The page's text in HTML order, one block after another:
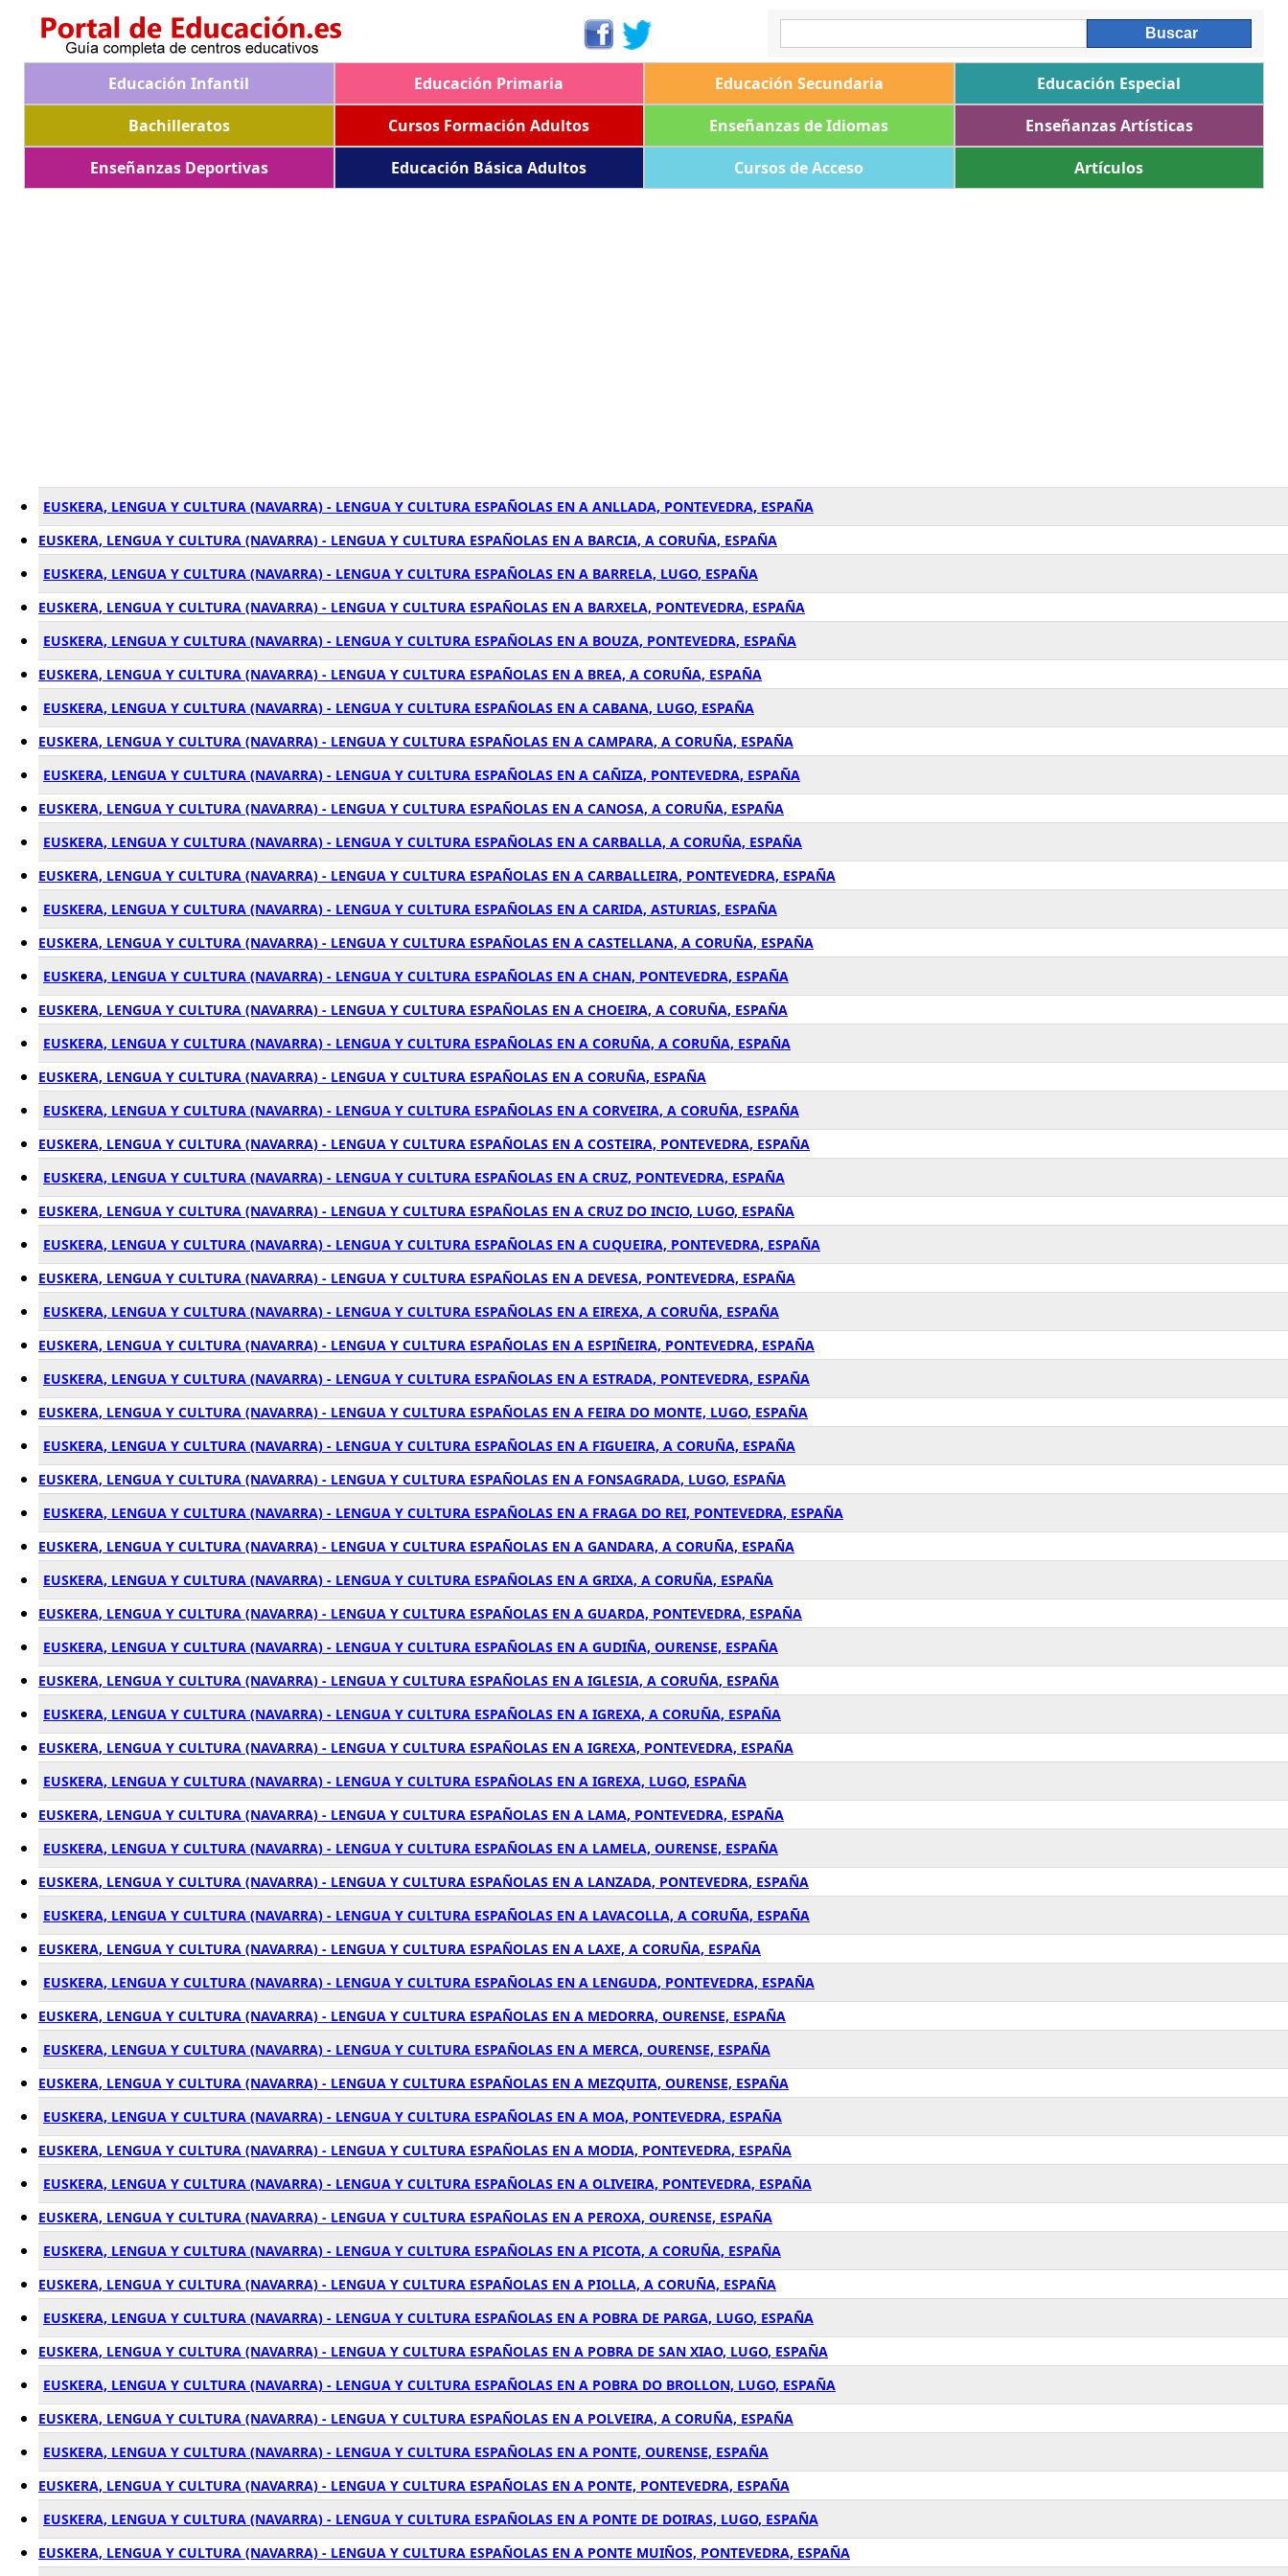
Educación Infantil Educación Primaria Educación Secundaria
Educación Especial
Bachilleratos
Cursos Formación Adultos Enseñanzas de Idiomas
Enseñanzas Artísticas
Enseñanzas Deportivas
Educación Básica Adultos Cursos de Acceso Artículos
EUSKERA, LENGUA Y CULTURA (NAVARRA) - LENGUA Y CULTURA ESPAÑOLAS EN A ANLLADA, PONTEVEDRA, ESPAÑA
EUSKERA, LENGUA Y CULTURA (NAVARRA) - LENGUA Y CULTURA ESPAÑOLAS EN A BARCIA, A CORUÑA, ESPAÑA
EUSKERA, LENGUA Y CULTURA (NAVARRA) - LENGUA Y CULTURA ESPAÑOLAS EN A BARRELA, LUGO, ESPAÑA
EUSKERA, LENGUA Y CULTURA (NAVARRA) - LENGUA Y CULTURA ESPAÑOLAS EN A BARXELA, PONTEVEDRA, ESPAÑA
EUSKERA, LENGUA Y CULTURA (NAVARRA) - LENGUA Y CULTURA ESPAÑOLAS EN A BOUZA, PONTEVEDRA, ESPAÑA
EUSKERA, LENGUA Y CULTURA (NAVARRA) - LENGUA Y CULTURA ESPAÑOLAS EN A BREA, A CORUÑA, ESPAÑA
EUSKERA, LENGUA Y CULTURA (NAVARRA) - LENGUA Y CULTURA ESPAÑOLAS EN A CABANA, LUGO, ESPAÑA
EUSKERA, LENGUA Y CULTURA (NAVARRA) - LENGUA Y CULTURA ESPAÑOLAS EN A CAMPARA, A CORUÑA, ESPAÑA
EUSKERA, LENGUA Y CULTURA (NAVARRA) - LENGUA Y CULTURA ESPAÑOLAS EN A CAÑIZA, PONTEVEDRA, ESPAÑA
EUSKERA, LENGUA Y CULTURA (NAVARRA) - LENGUA Y CULTURA ESPAÑOLAS EN A CANOSA, A CORUÑA, ESPAÑA
EUSKERA, LENGUA Y CULTURA (NAVARRA) - LENGUA Y CULTURA ESPAÑOLAS EN A CARBALLA, A CORUÑA, ESPAÑA
EUSKERA, LENGUA Y CULTURA (NAVARRA) - LENGUA Y CULTURA ESPAÑOLAS EN A CARBALLEIRA, PONTEVEDRA, ESPAÑA
EUSKERA, LENGUA Y CULTURA (NAVARRA) - LENGUA Y CULTURA ESPAÑOLAS EN A CARIDA, ASTURIAS, ESPAÑA
EUSKERA, LENGUA Y CULTURA (NAVARRA) - LENGUA Y CULTURA ESPAÑOLAS EN A CASTELLANA, A CORUÑA, ESPAÑA
EUSKERA, LENGUA Y CULTURA (NAVARRA) - LENGUA Y CULTURA ESPAÑOLAS EN A CHAN, PONTEVEDRA, ESPAÑA
EUSKERA, LENGUA Y CULTURA (NAVARRA) - LENGUA Y CULTURA ESPAÑOLAS EN A CHOEIRA, A CORUÑA, ESPAÑA
EUSKERA, LENGUA Y CULTURA (NAVARRA) - LENGUA Y CULTURA ESPAÑOLAS EN A CORUÑA, A CORUÑA, ESPAÑA
EUSKERA, LENGUA Y CULTURA (NAVARRA) - LENGUA Y CULTURA ESPAÑOLAS EN A CORUÑA, ESPAÑA
EUSKERA, LENGUA Y CULTURA (NAVARRA) - LENGUA Y CULTURA ESPAÑOLAS EN A CORVEIRA, A CORUÑA, ESPAÑA
EUSKERA, LENGUA Y CULTURA (NAVARRA) - LENGUA Y CULTURA ESPAÑOLAS EN A COSTEIRA, PONTEVEDRA, ESPAÑA
EUSKERA, LENGUA Y CULTURA (NAVARRA) - LENGUA Y CULTURA ESPAÑOLAS EN A CRUZ, PONTEVEDRA, ESPAÑA
EUSKERA, LENGUA Y CULTURA (NAVARRA) - LENGUA Y CULTURA ESPAÑOLAS EN A CRUZ DO INCIO, LUGO, ESPAÑA
EUSKERA, LENGUA Y CULTURA (NAVARRA) - LENGUA Y CULTURA ESPAÑOLAS EN A CUQUEIRA, PONTEVEDRA, ESPAÑA
EUSKERA, LENGUA Y CULTURA (NAVARRA) - LENGUA Y CULTURA ESPAÑOLAS EN A DEVESA, PONTEVEDRA, ESPAÑA
EUSKERA, LENGUA Y CULTURA (NAVARRA) - LENGUA Y CULTURA ESPAÑOLAS EN A EIREXA, A CORUÑA, ESPAÑA
EUSKERA, LENGUA Y CULTURA (NAVARRA) - LENGUA Y CULTURA ESPAÑOLAS EN A ESPIÑEIRA, PONTEVEDRA, ESPAÑA
EUSKERA, LENGUA Y CULTURA (NAVARRA) - LENGUA Y CULTURA ESPAÑOLAS EN A ESTRADA, PONTEVEDRA, ESPAÑA
EUSKERA, LENGUA Y CULTURA (NAVARRA) - LENGUA Y CULTURA ESPAÑOLAS EN A FEIRA DO MONTE, LUGO, ESPAÑA
EUSKERA, LENGUA Y CULTURA (NAVARRA) - LENGUA Y CULTURA ESPAÑOLAS EN A FIGUEIRA, A CORUÑA, ESPAÑA
EUSKERA, LENGUA Y CULTURA (NAVARRA) - LENGUA Y CULTURA ESPAÑOLAS EN A FONSAGRADA, LUGO, ESPAÑA
EUSKERA, LENGUA Y CULTURA (NAVARRA) - LENGUA Y CULTURA ESPAÑOLAS EN A FRAGA DO REI, PONTEVEDRA, ESPAÑA
EUSKERA, LENGUA Y CULTURA (NAVARRA) - LENGUA Y CULTURA ESPAÑOLAS EN A GANDARA, A CORUÑA, ESPAÑA
EUSKERA, LENGUA Y CULTURA (NAVARRA) - LENGUA Y CULTURA ESPAÑOLAS EN A GRIXA, A CORUÑA, ESPAÑA
EUSKERA, LENGUA Y CULTURA (NAVARRA) - LENGUA Y CULTURA ESPAÑOLAS EN A GUARDA, PONTEVEDRA, ESPAÑA
EUSKERA, LENGUA Y CULTURA (NAVARRA) - LENGUA Y CULTURA ESPAÑOLAS EN A GUDIÑA, OURENSE, ESPAÑA
EUSKERA, LENGUA Y CULTURA (NAVARRA) - LENGUA Y CULTURA ESPAÑOLAS EN A IGLESIA, A CORUÑA, ESPAÑA
EUSKERA, LENGUA Y CULTURA (NAVARRA) - LENGUA Y CULTURA ESPAÑOLAS EN A IGREXA, A CORUÑA, ESPAÑA
EUSKERA, LENGUA Y CULTURA (NAVARRA) - LENGUA Y CULTURA ESPAÑOLAS EN A IGREXA, PONTEVEDRA, ESPAÑA
EUSKERA, LENGUA Y CULTURA (NAVARRA) - LENGUA Y CULTURA ESPAÑOLAS EN A IGREXA, LUGO, ESPAÑA
EUSKERA, LENGUA Y CULTURA (NAVARRA) - LENGUA Y CULTURA ESPAÑOLAS EN A LAMA, PONTEVEDRA, ESPAÑA
EUSKERA, LENGUA Y CULTURA (NAVARRA) - LENGUA Y CULTURA ESPAÑOLAS EN A LAMELA, OURENSE, ESPAÑA
EUSKERA, LENGUA Y CULTURA (NAVARRA) - LENGUA Y CULTURA ESPAÑOLAS EN A LANZADA, PONTEVEDRA, ESPAÑA
EUSKERA, LENGUA Y CULTURA (NAVARRA) - LENGUA Y CULTURA ESPAÑOLAS EN A LAVACOLLA, A CORUÑA, ESPAÑA
EUSKERA, LENGUA Y CULTURA (NAVARRA) - LENGUA Y CULTURA ESPAÑOLAS EN A LAXE, A CORUÑA, ESPAÑA
EUSKERA, LENGUA Y CULTURA (NAVARRA) - LENGUA Y CULTURA ESPAÑOLAS EN A LENGUDA, PONTEVEDRA, ESPAÑA
EUSKERA, LENGUA Y CULTURA (NAVARRA) - LENGUA Y CULTURA ESPAÑOLAS EN A MEDORRA, OURENSE, ESPAÑA
EUSKERA, LENGUA Y CULTURA (NAVARRA) - LENGUA Y CULTURA ESPAÑOLAS EN A MERCA, OURENSE, ESPAÑA
EUSKERA, LENGUA Y CULTURA (NAVARRA) - LENGUA Y CULTURA ESPAÑOLAS EN A MEZQUITA, OURENSE, ESPAÑA
EUSKERA, LENGUA Y CULTURA (NAVARRA) - LENGUA Y CULTURA ESPAÑOLAS EN A MOA, PONTEVEDRA, ESPAÑA
EUSKERA, LENGUA Y CULTURA (NAVARRA) - LENGUA Y CULTURA ESPAÑOLAS EN A MODIA, PONTEVEDRA, ESPAÑA
EUSKERA, LENGUA Y CULTURA (NAVARRA) - LENGUA Y CULTURA ESPAÑOLAS EN A OLIVEIRA, PONTEVEDRA, ESPAÑA
EUSKERA, LENGUA Y CULTURA (NAVARRA) - LENGUA Y CULTURA ESPAÑOLAS EN A PEROXA, OURENSE, ESPAÑA
EUSKERA, LENGUA Y CULTURA (NAVARRA) - LENGUA Y CULTURA ESPAÑOLAS EN A PICOTA, A CORUÑA, ESPAÑA
EUSKERA, LENGUA Y CULTURA (NAVARRA) - LENGUA Y CULTURA ESPAÑOLAS EN A PIOLLA, A CORUÑA, ESPAÑA
EUSKERA, LENGUA Y CULTURA (NAVARRA) - LENGUA Y CULTURA ESPAÑOLAS EN A POBRA DE PARGA, LUGO, ESPAÑA
EUSKERA, LENGUA Y CULTURA (NAVARRA) - LENGUA Y CULTURA ESPAÑOLAS EN A POBRA DE SAN XIAO, LUGO, ESPAÑA
EUSKERA, LENGUA Y CULTURA (NAVARRA) - LENGUA Y CULTURA ESPAÑOLAS EN A POBRA DO BROLLON, LUGO, ESPAÑA
EUSKERA, LENGUA Y CULTURA (NAVARRA) - LENGUA Y CULTURA ESPAÑOLAS EN A POLVEIRA, A CORUÑA, ESPAÑA
EUSKERA, LENGUA Y CULTURA (NAVARRA) - LENGUA Y CULTURA ESPAÑOLAS EN A PONTE, OURENSE, ESPAÑA
EUSKERA, LENGUA Y CULTURA (NAVARRA) - LENGUA Y CULTURA ESPAÑOLAS EN A PONTE, PONTEVEDRA, ESPAÑA
EUSKERA, LENGUA Y CULTURA (NAVARRA) - LENGUA Y CULTURA ESPAÑOLAS EN A PONTE DE DOIRAS, LUGO, ESPAÑA
EUSKERA, LENGUA Y CULTURA (NAVARRA) - LENGUA Y CULTURA ESPAÑOLAS EN A PONTE MUIÑOS, PONTEVEDRA, ESPAÑA